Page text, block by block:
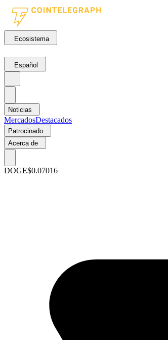
Ecosistema
Español
Noticias
MercadosDestacados
Patrocinado
Acerca de
DOGE$0.07016